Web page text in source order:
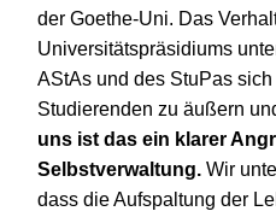
der Goethe-Uni. Das
Universitätspräsidiums
AStAs und des StuPas
Studierenden zu äußern
uns ist das ein klarer
Selbstverwaltung. Wir
dass die Aufspaltung der